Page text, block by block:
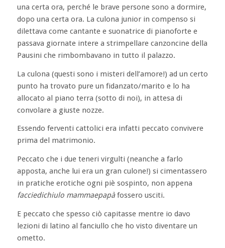
una certa ora, perché le brave persone sono a dormire,
dopo una certa ora. La culona junior in compenso si
dilettava come cantante e suonatrice di pianoforte e
passava giornate intere a strimpellare canzoncine della
Pausini che rimbombavano in tutto il palazzo.
La culona (questi sono i misteri dell’amore!) ad un certo
punto ha trovato pure un fidanzato/marito e lo ha
allocato al piano terra (sotto di noi), in attesa di
convolare a giuste nozze.
Essendo ferventi cattolici era infatti peccato convivere
prima del matrimonio.
Peccato che i due teneri virgulti (neanche a farlo
apposta, anche lui era un gran culone!) si cimentassero
in pratiche erotiche ogni piè sospinto, non appena
facciedichiulo mammaepapàfossero usciti.
E peccato che spesso ciò capitasse mentre io davo
lezioni di latino al fanciullo che ho visto diventare un
ometto.